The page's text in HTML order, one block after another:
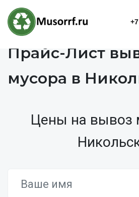
Прайс-Лист
мусора в
Цены на вывоз